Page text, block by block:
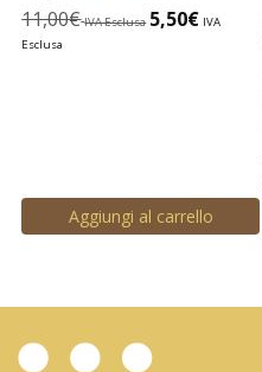
11,00€ IVA Esclusa 5,50€ IVA
Esclusa
Aggiungi al carrello